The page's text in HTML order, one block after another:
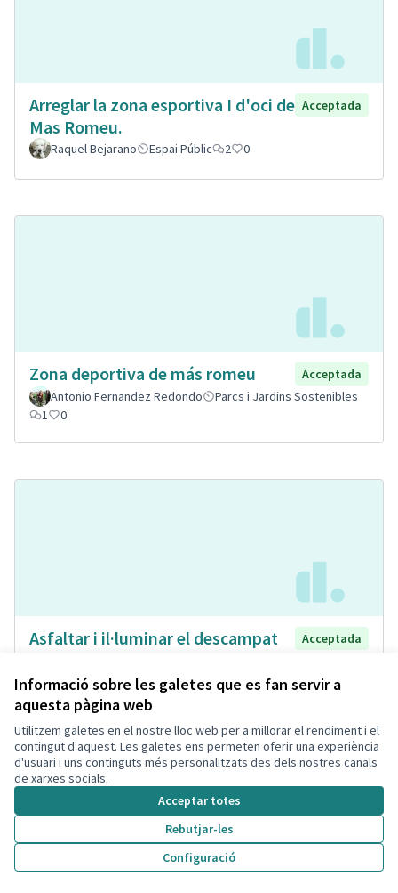
Informació sobre les galetes que es fan servir a
aquesta pàgina web
Utilitzem galetes en el nostre lloc web per a millorar el rendiment i el
contingut d'aquest. Les galetes ens permeten oferir una experiència
d'usuari i uns continguts més personalitzats des dels nostres canals
de xarxes socials.
Acceptar totes
Rebutjar-les
Configuració
Arreglar la zona esportiva I d'oci de
Mas Romeu.
Acceptada
Raquel Bejarano Espai Públic 2 0
Zona deportiva de más romeu
Acceptada
Antonio Fernandez Redondo
Parcs i Jardins Sostenibles
1
0
Asfaltar i il·luminar el descampat
Bòbila
Acceptada
Laia Espai Públic